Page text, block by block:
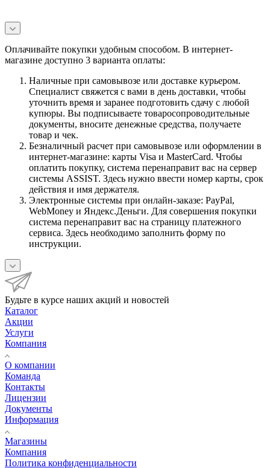
Оплачивайте покупки удобным способом. В интернет-
магазине доступно 3 варианта оплаты:
Наличные при самовывозе или доставке курьером.
Специалист свяжется с вами в день доставки, чтобы
уточнить время и заранее подготовить сдачу с любой
купюры. Вы подписываете товаросопроводительные
документы, вносите денежные средства, получаете
товар и чек.
Безналичный расчет при самовывозе или оформлении в
интернет-магазине: карты Visa и MasterCard. Чтобы
оплатить покупку, система перенаправит вас на сервер
системы ASSIST. Здесь нужно ввести номер карты, срок
действия и имя держателя.
Электронные системы при онлайн-заказе: PayPal,
WebMoney и Яндекс.Деньги. Для совершения покупки
система перенаправит вас на страницу платежного
сервиса. Здесь необходимо заполнить форму по
инструкции.
Будьте в курсе наших акций и новостей
Каталог
Акции
Услуги
Компания
О компании
Команда
Контакты
Лицензии
Документы
Информация
Магазины
Компания
Политика конфиденциальности